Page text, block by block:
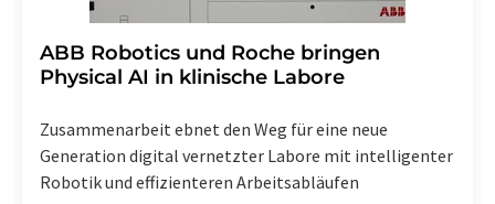
​​​​​​​ABB Robotics und Roche bringen
Physical AI in klinische Labore
Zusammenarbeit ebnet den Weg für eine neue
Generation digital vernetzter Labore mit intelligenter
Robotik und effizienteren Arbeitsabläufen